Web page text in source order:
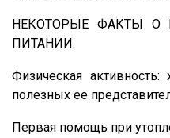
НЕКОТОРЫЕ ФАКТЫ О
ПИТАНИИ
Физическая
полезных ее
Первая помощь при